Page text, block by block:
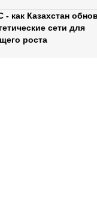
- как Казахстан
сети для
роста